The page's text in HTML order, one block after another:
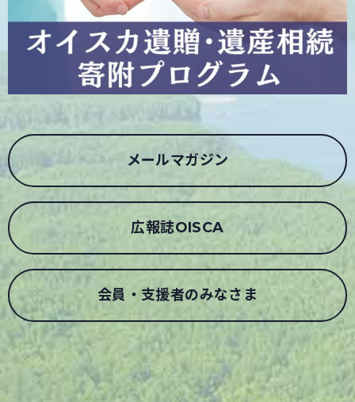
メールマガジン
広報誌OISCA
会員・支援者のみなさま